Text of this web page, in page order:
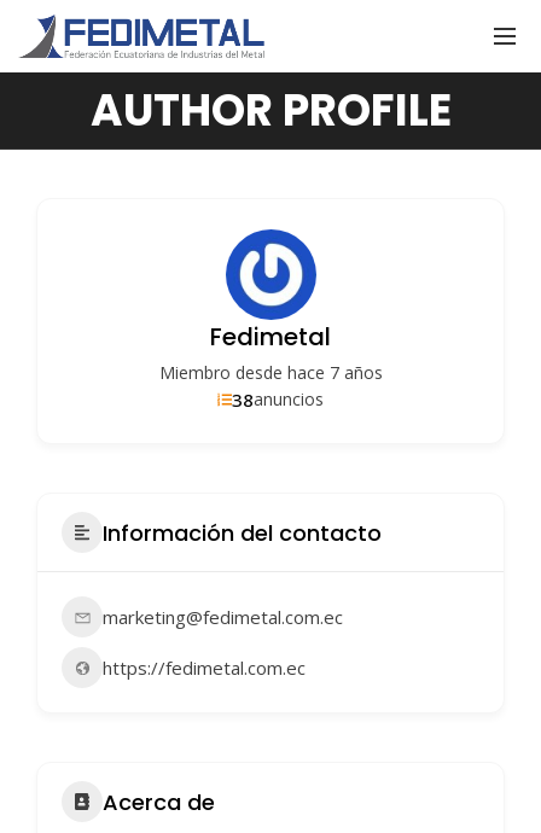
AUTHOR PROFILE
Fedimetal
Miembro desde hace 7 años
38anuncios
Información del contacto
marketing@fedimetal.com.ec
https://fedimetal.com.ec
Acerca de